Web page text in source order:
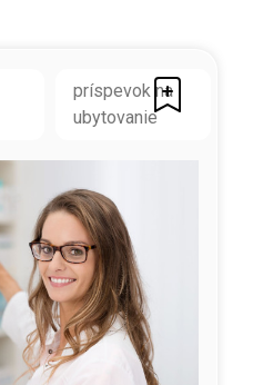
príspevok na
ubytovanie